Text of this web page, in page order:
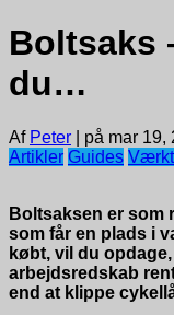
Boltsaks
du…
Af Peter på mar 19,
Artikler Guides
Boltsaksen er som
som får en plads i
købt, vil du
arbejdsredskab
end at klippe